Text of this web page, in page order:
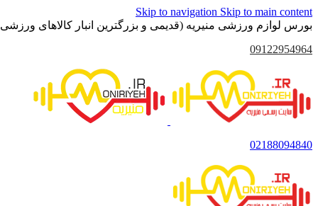
Skip to navigation Skip to main content
بورس لوازم ورزشی منیریه (قدیمی و بزرگترین انبار کالاهای ورزشی
09122954964
02188094840